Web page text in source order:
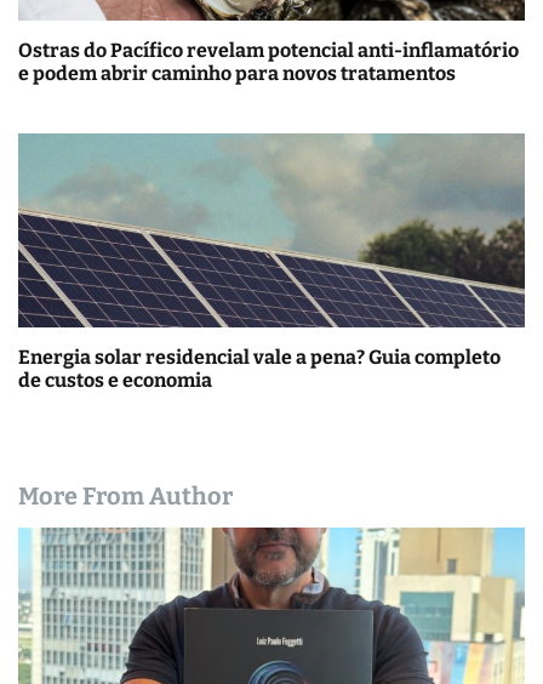
Ostras do Pacífico revelam potencial anti-inflamatório
e podem abrir caminho para novos tratamentos
Energia solar residencial vale a pena? Guia completo
de custos e economia
More From Author